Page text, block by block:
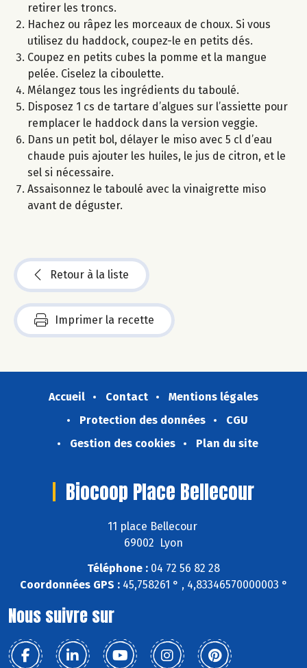
retirer les troncs.
Hachez ou râpez les morceaux de choux. Si vous
utilisez du haddock, coupez-le en petits dés.
Coupez en petits cubes la pomme et la mangue
pelée. Ciselez la ciboulette.
Mélangez tous les ingrédients du taboulé.
Disposez 1 cs de tartare d’algues sur l’assiette pour
remplacer le haddock dans la version veggie.
Dans un petit bol, délayer le miso avec 5 cl d’eau
chaude puis ajouter les huiles, le jus de citron, et le
sel si nécessaire.
Assaisonnez le taboulé avec la vinaigrette miso
avant de déguster.
Retour à la liste
Imprimer la recette
Accueil Contact
Mentions légales
Protection des données
CGU
Gestion des cookies
Plan du site
Biocoop Place Bellecour
11 place Bellecour
69002 Lyon
Téléphone : 04 72 56 82 28
Coordonnées GPS :45,758261 ° , 4,83346570000003 °
Nous suivre sur